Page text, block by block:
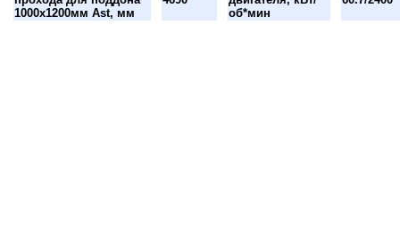
1000х1200мм Ast, мм
об*мин